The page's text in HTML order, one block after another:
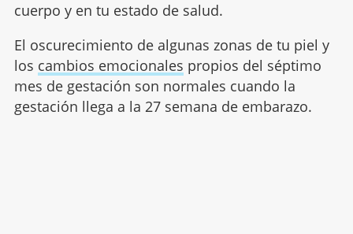
cuerpo y en tu estado de salud.
El oscurecimiento de algunas zonas de tu piel y
los cambios emocionales propios del séptimo
mes de gestación son normales cuando la
gestación llega a la 27 semana de embarazo.